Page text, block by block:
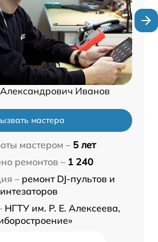
Иванов
мастера
мастером – 5 лет
ремонтов – 1 240
– ремонт DJ-пультов и
НГТУ им. Р. Е. Алексеева,